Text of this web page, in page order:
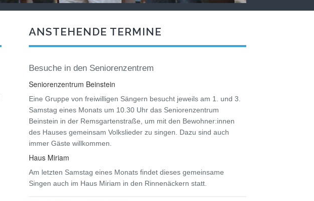
ANSTEHENDE TERMINE
Besuche in den Seniorenzentrem
Seniorenzentrum Beinstein
Eine Gruppe von freiwilligen Sängern besucht jeweils am 1. und 3.
Samstag eines Monats um 10.30 Uhr das Seniorenzentrum
Beinstein in der Remsgartenstraße, um mit den Bewohner:innen
des Hauses gemeinsam Volkslieder zu singen. Dazu sind auch
immer Gäste willkommen.
Haus Miriam
Am letzten Samstag eines Monats findet dieses gemeinsame
Singen auch im Haus Miriam in den Rinnenäckern statt.